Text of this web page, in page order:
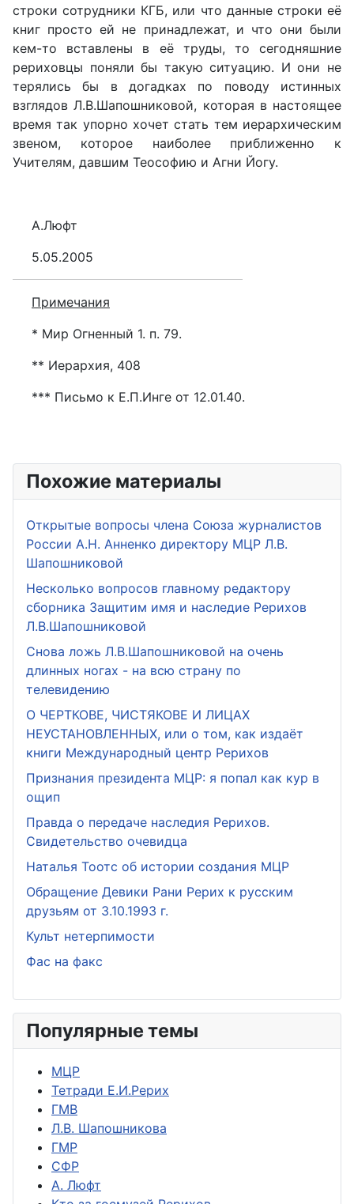
строки сотрудники КГБ, или что данные строки её
книг просто ей не принадлежат, и что они были
кем-то вставлены в её труды, то сегодняшние
рериховцы поняли бы такую ситуацию. И они не
терялись бы в догадках по поводу истинных
взглядов Л.В.Шапошниковой, которая в настоящее
время так упорно хочет стать тем иерархическим
звеном, которое наиболее приближенно к
Учителям, давшим Теософию и Агни Йогу.
А.Люфт
5.05.2005
Примечания
* Мир Огненный 1. п. 79.
** Иерархия, 408
*** Письмо к Е.П.Инге от 12.01.40.
Похожие материалы
Открытые вопросы члена Союза журналистов
России А.Н. Анненко директору МЦР Л.В.
Шапошниковой
Несколько вопросов главному редактору
сборника Защитим имя и наследие Рерихов
Л.В.Шапошниковой
Снова ложь Л.В.Шапошниковой на очень
длинных ногах - на всю страну по
телевидению
О ЧЕРТКОВЕ, ЧИСТЯКОВЕ И ЛИЦАХ
НЕУСТАНОВЛЕННЫХ, или о том, как издаёт
книги Международный центр Рерихов
Признания президента МЦР: я попал как кур в
ощип
Правда о передаче наследия Рерихов.
Свидетельство очевидца
Наталья Тоотс об истории создания МЦР
Обращение Девики Рани Рерих к русским
друзьям от 3.10.1993 г.
Культ нетерпимости
Фас на факс
Популярные темы
МЦР
Тетради Е.И.Рерих
ГМВ
Л.В. Шапошникова
ГМР
СФР
А. Люфт